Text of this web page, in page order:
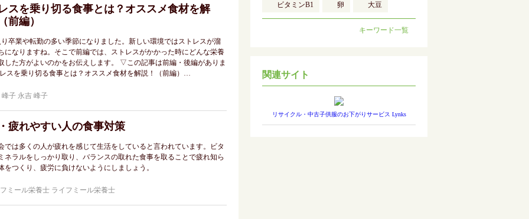
スを乗り切る食事とは？オススメ食材を解
前編）
卒業や転勤の多い季節になりました。新しい環境ではストレスが溜
になりますね。そこで前編では、ストレスがかかった時にどんな栄養
した方がよいのかをお伝えします。 ▽この記事は前編・後編がありま
スを乗り切る食事とは？オススメ食材を解説！（前編）…
永吉 峰子
疲れやすい人の食事対策
では多くの人が疲れを感じて生活をしていると言われています。ビタ
ネラルをしっかり取り、バランスの取れた食事を取ることで疲れ知ら
をつくり、疲労に負けないようにしましょう。
ライフミール栄養士
ビタミンB1 卵 大豆
キーワード一覧
関連サイト
リサイクル・中古子供服のお下がりサービス Lynks